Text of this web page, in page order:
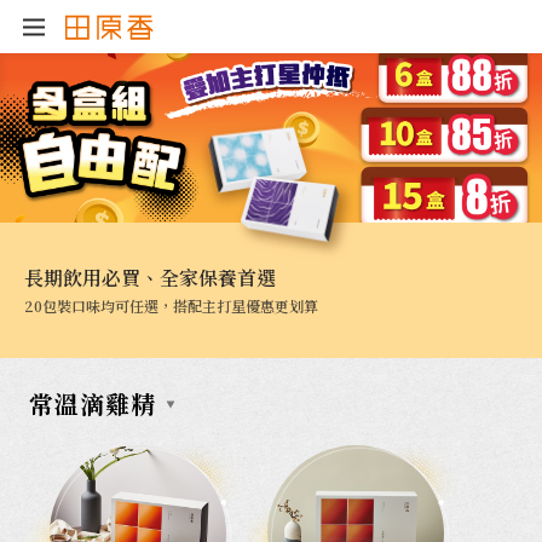
長期飲用必買、全家保養首選
20包裝口味均可任選，搭配主打星優惠更划算
常溫滴雞精